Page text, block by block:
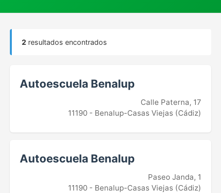
2 resultados encontrados
Autoescuela Benalup
Calle Paterna, 17
11190 - Benalup-Casas Viejas (Cádiz)
Autoescuela Benalup
Paseo Janda, 1
11190 - Benalup-Casas Viejas (Cádiz)